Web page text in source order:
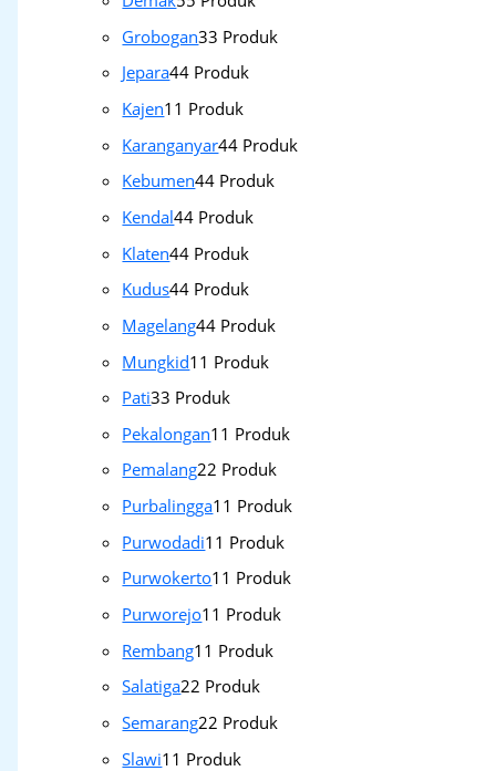
Grobogan33 Produk
Jepara44 Produk
Kajen1 1 Produk
Karanganyar44 Produk
Kebumen44 Produk
Kendal44 Produk
Klaten44 Produk
Kudus44 Produk
Magelang44 Produk
Mungkid1 1 Produk
Pati33 Produk
Pekalongan1 1 Produk
Pemalang22 Produk
Purbalingga1 1 Produk
Purwodadi1 1 Produk
Purwokerto1 1 Produk
Purworejo1 1 Produk
Rembang1 1 Produk
Salatiga22 Produk
Semarang22 Produk
Slawi1 1 Produk